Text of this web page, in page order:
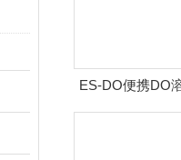
ES-DO便携DO
现场快测